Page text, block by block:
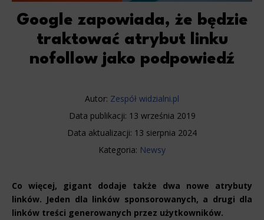
Google zapowiada, że będzie
traktować atrybut linku
nofollow jako podpowiedź
Autor: Zespół widzialni.pl
Data publikacji: 13 września 2019
Data aktualizacji: 13 sierpnia 2024
Kategoria: Newsy
Co więcej, gigant dodaje także dwa nowe atrybuty
linków. Jeden dla linków sponsorowanych, a drugi dla
linków treści generowanych przez użytkowników.